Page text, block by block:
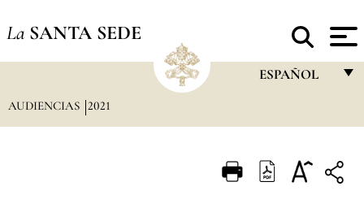
La SANTA SEDE
ESPAÑOL
ITALIANO
AUDIENCIAS 2021